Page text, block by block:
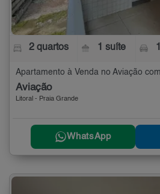
2 quartos 1 suíte
Apartamento à Venda no Aviação
Aviação
Litoral - Praia Grande
WhatsApp